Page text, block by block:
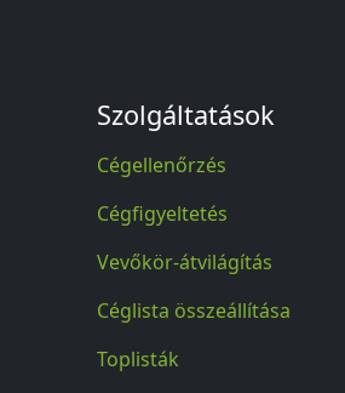
Szolgáltatások
Cégellenőrzés
Cégfigyeltetés
Vevőkör-átvilágítás
Céglista összeállítása
Toplisták